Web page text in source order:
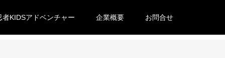
者KIDSアドベンチャー 企業概要 お問合せ